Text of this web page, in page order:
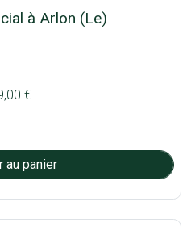
à Arlon (Le)
€